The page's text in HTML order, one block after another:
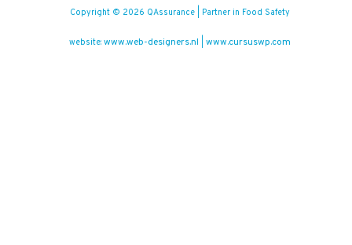
Copyright © 2026 QAssurance | Partner in Food Safety
website: www.web-designers.nl www.cursuswp.com